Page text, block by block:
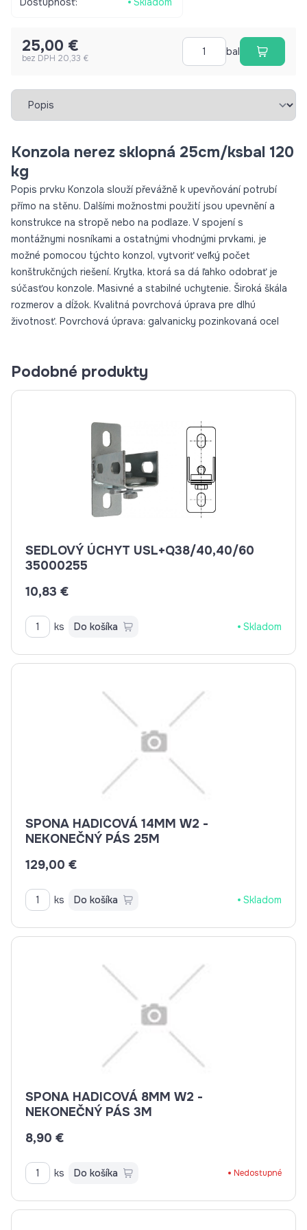
25,00 €
bez DPH 20,33 €
bal
Vybrať záložku
Konzola nerez sklopná 25cm/ksbal 120
kg
Popis prvku Konzola slouží převážně k upevňování potrubí
přímo na stěnu. Dalšími možnostmi použití jsou upevnění a
konstrukce na stropě nebo na podlaze. V spojení s
montážnymi nosníkami a ostatnými vhodnými prvkami, je
možné pomocou týchto konzol, vytvoriť veľký počet
konštrukčných riešení. Krytka, ktorá sa dá ľahko odobrať je
súčasťou konzole. Masivné a stabilné uchytenie. Široká škála
rozmerov a dĺžok. Kvalitná povrchová úprava pre dlhú
životnosť. Povrchová úprava: galvanicky pozinkovaná ocel
Podobné produkty
SEDLOVÝ ÚCHYT USL+Q38/40,40/60
35000255
10,83 €
ks Do košíka Skladom
SPONA HADICOVÁ 14MM W2 -
NEKONEČNÝ PÁS 25M
129,00 €
ks Do košíka Skladom
SPONA HADICOVÁ 8MM W2 -
NEKONEČNÝ PÁS 3M
8,90 €
ks Do košíka Nedostupné